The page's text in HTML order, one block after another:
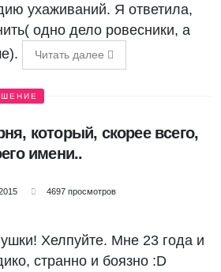
ухаживаний. Я ответила,
одно дело ровесники, а
Читать далее
который, скорее всего,
имени..
4697 просмотров
Хелпуйте. Мне 23 года и
странно и боязно :D